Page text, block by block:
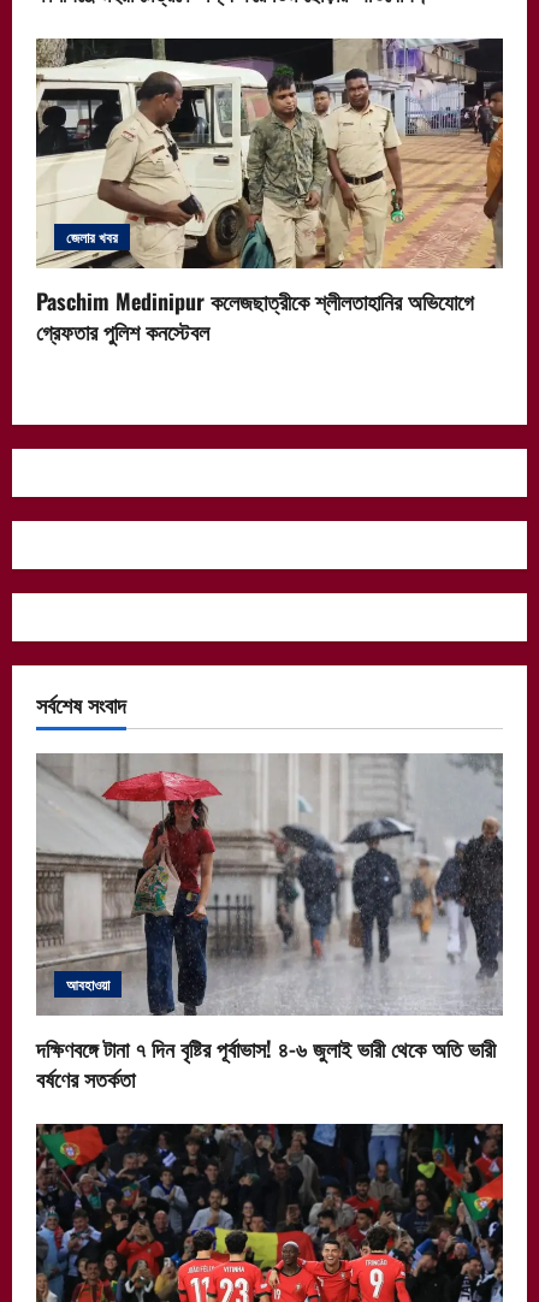
জেলার খবর
Paschim Medinipur কলেজছাত্রীকে শ্লীলতাহানির অভিযোগে
গ্রেফতার পুলিশ কনস্টেবল
সর্বশেষ সংবাদ
আবহাওয়া
দক্ষিণবঙ্গে টানা ৭ দিন বৃষ্টির পূর্বাভাস! ৪-৬ জুলাই ভারী থেকে অতি ভারী
বর্ষণের সতর্কতা